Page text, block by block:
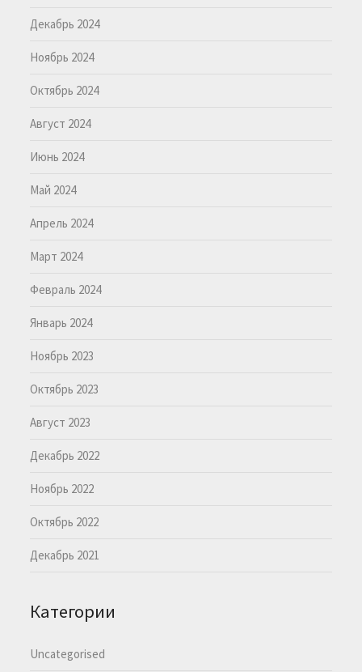
Декабрь 2024
Ноябрь 2024
Октябрь 2024
Август 2024
Июнь 2024
Май 2024
Апрель 2024
Март 2024
Февраль 2024
Январь 2024
Ноябрь 2023
Октябрь 2023
Август 2023
Декабрь 2022
Ноябрь 2022
Октябрь 2022
Декабрь 2021
Категории
Uncategorised